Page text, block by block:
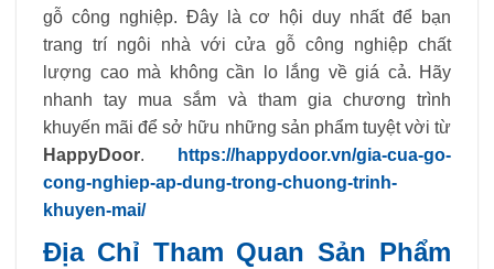
gỗ công nghiệp. Đây là cơ hội duy nhất để bạn
trang trí ngôi nhà với cửa gỗ công nghiệp chất
lượng cao mà không cần lo lắng về giá cả. Hãy
nhanh tay mua sắm và tham gia chương trình
khuyến mãi để sở hữu những sản phẩm tuyệt vời từ
HappyDoor.
https://happydoor.vn/gia-cua-go-
cong-nghiep-ap-dung-trong-chuong-trinh-
khuyen-mai/
Địa Chỉ Tham Quan Sản Phẩm